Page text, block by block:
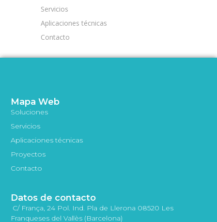
Servicios
Aplicaciones técnicas
Contacto
Mapa Web
Soluciones
Servicios
Aplicaciones técnicas
Proyectos
Contacto
Datos de contacto
C/ França, 24 Pol. Ind. Pla de Llerona 08520 Les
Franqueses del Vallès (Barcelona)